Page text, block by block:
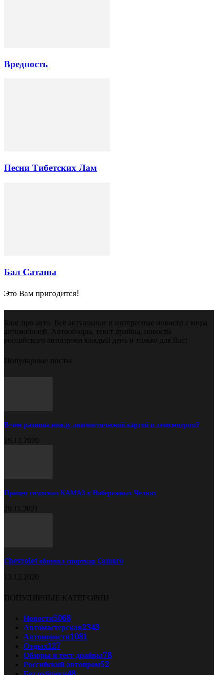
Вредность
Песни Тибетских Лам
Бал Сатаны
Это Вам пригодится!
Блог про авто. Все актуальные и интересные новости с мира
автомобилей. Автообзоры, текст драйвы, новости
российского автопрома каждый день и только для Вас!
Популярные посты
В чём разница между диагностической картой и техосмотром?
19.12.2020
Прицеп самосвал КАМАЗ в Набережных Челнах
29.11.2021
Chevrolet обновил спорткар Camaro
13.12.2020
ПОПУЛЯРНЫЕ КАТЕГОРИИ
Новости5068
Автомастерская2343
Автоновости1081
Отдых127
Обзоры и тест драйвы78
Российский автопром52